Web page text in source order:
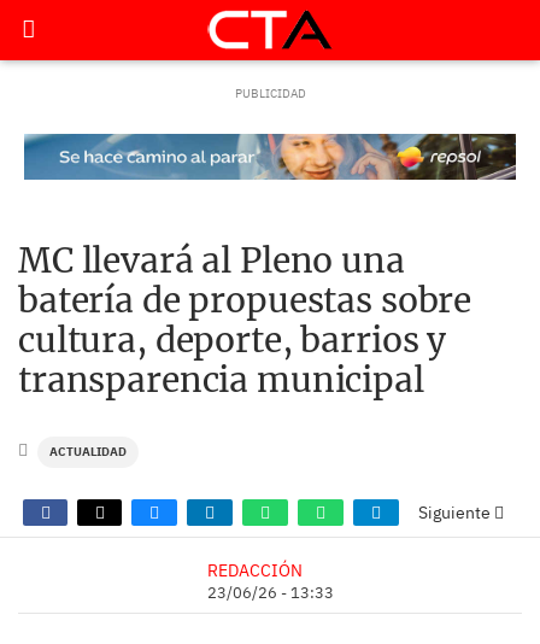
MC llevará al Pleno una
batería de propuestas sobre
cultura, deporte, barrios y
transparencia municipal
ACTUALIDAD
Siguiente
REDACCIÓN
23/06/26 - 13:33